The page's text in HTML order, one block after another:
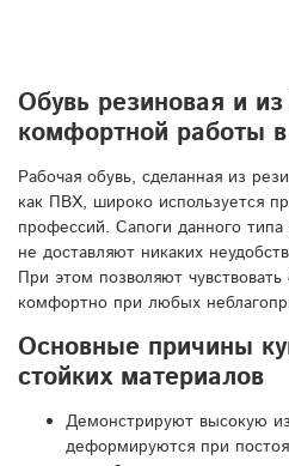
Обувь резиновая и
комфортной работы
Рабочая обувь, сделанная из
как ПВХ, широко используется
профессий. Сапоги данного
не доставляют никаких
При этом позволяют
комфортно при любых
Основные причины
стойких материалов
Демонстрируют высокую
деформируются при